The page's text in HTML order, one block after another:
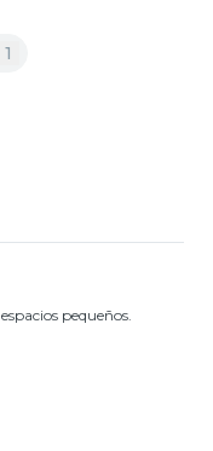
1
pequeños.